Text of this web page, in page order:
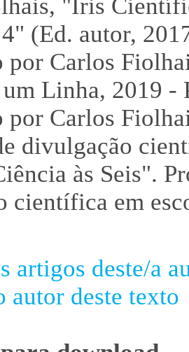
"Íris
(Ed. autor,
por Carlos
Linha, 2019 -
por Carlos
divulgação
às Seis".
científica em
artigos deste/a
autor deste texto